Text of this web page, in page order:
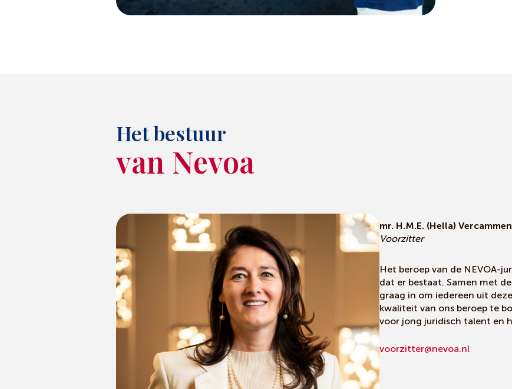
Het bestuur
van Nevoa
mr. H.M.E. (Hella) Vercammen
Voorzitter
Het beroep van de NEVOA-
dat er bestaat. Samen met
graag in om iedereen uit
kwaliteit van ons beroep te
voor jong juridisch talent en
voorzitter@nevoa.nl